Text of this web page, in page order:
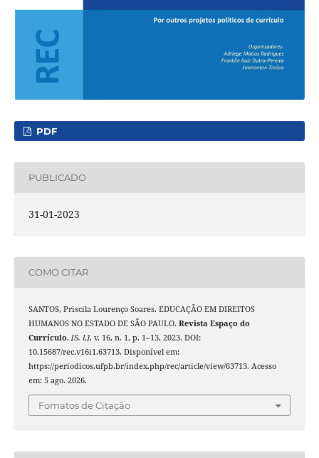
PDF
PUBLICADO
31-01-2023
COMO CITAR
SANTOS, Priscila Lourenço Soares. EDUCAÇÃO EM DIREITOS
HUMANOS NO ESTADO DE SÃO PAULO. Revista Espaço do
Currículo, [S. l.], v. 16, n. 1, p. 1–13, 2023. DOI:
10.15687/rec.v16i1.63713. Disponível em:
https://periodicos.ufpb.br/index.php/rec/article/view/63713. Acesso
em: 5 ago. 2026.
Fomatos de Citação